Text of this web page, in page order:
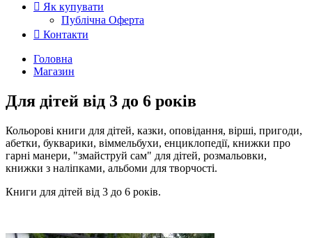
Як купувати
Публічна Оферта
Контакти
Головна
Магазин
Для дітей від 3 до 6 років
Кольорові книги для дітей, казки, оповідання, вірші, пригоди,
абетки, букварики, віммельбухи, енциклопедії, книжки про
гарні манери, "змайструй сам" для дітей, розмальовки,
книжки з наліпками, альбоми для творчості.
Книги для дітей від 3 до 6 років.